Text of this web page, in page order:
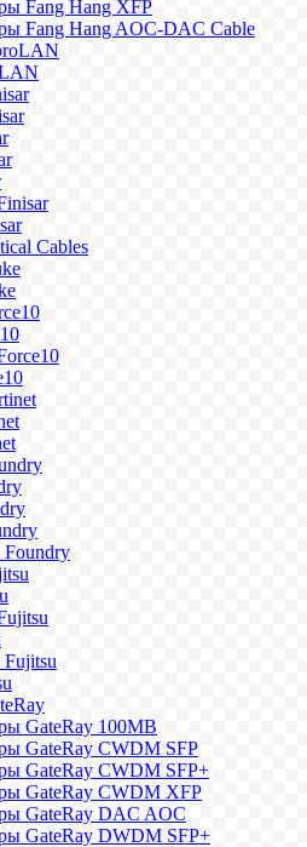
Fang Hang XFP
Fang Hang AOC-DAC Cable
Cables
GateRay 100MB
GateRay CWDM SFP
GateRay CWDM SFP+
GateRay CWDM XFP
GateRay DAC AOC
GateRay DWDM SFP+